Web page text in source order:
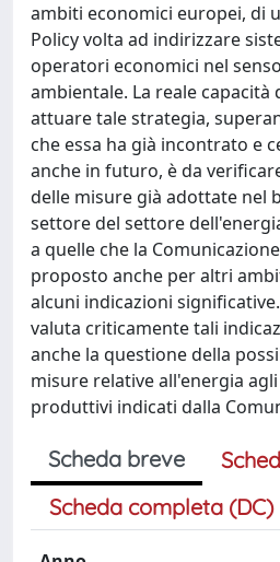
ambiti economici europei, di
Policy volta ad indirizzare
operatori economici nel
ambientale. La reale capacità
attuare tale strategia,
che essa ha già incontrato e
anche in futuro, è da
delle misure già adottate nel
settore del settore
a quelle che la
proposto anche per altri
alcuni indicazioni
valuta criticamente tali
anche la questione della
misure relative all'energia
produttivi indicati dalla
Scheda breve
Scheda completa (DC)